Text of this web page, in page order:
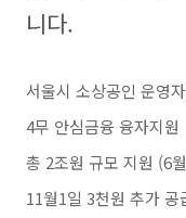
니다.
서울시 소상공인 운영
4무 안심금융 융자지원
총 2조원 규모 지원 (6
11월1일 3천원 추가 공